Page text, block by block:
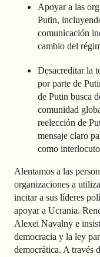
Apoyar a las
Putin,
comunicación
cambio del
Desacreditar la
por parte de
de Putin busca
comunidad
reelección de
mensaje claro
como
Alentamos a las
organizaciones a
incitar a sus líderes
apoyar a Ucrania.
Alexei Navalny e
democracia y la ley
democrática. A través